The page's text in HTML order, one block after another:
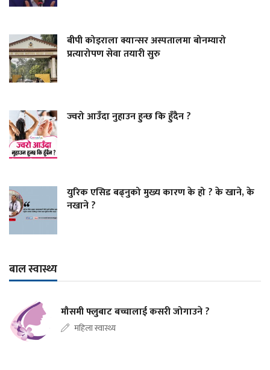
बीपी कोइराला क्यान्सर अस्पतालमा बोनम्यारो
प्रत्यारोपण सेवा तयारी सुरु
ज्वरो आउँदा नुहाउन हुन्छ कि हुँदैन ?
युरिक एसिड बढ्नुको मुख्य कारण के हो ? के खाने, के
नखाने ?
बाल स्वास्थ्य
मौसमी फ्लुबाट बच्चालाई कसरी जोगाउने ?
महिला स्वास्थ्य